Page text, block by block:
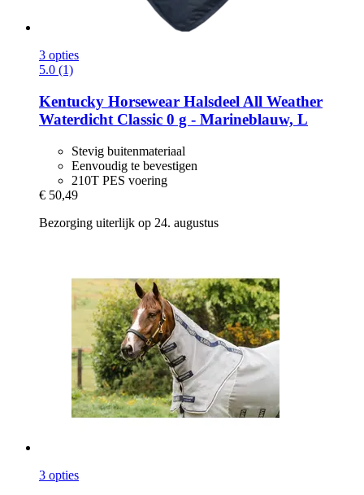
3 opties
5.0 (1)
Kentucky Horsewear Halsdeel All Weather
Waterdicht Classic 0 g -​ Marineblauw, L
Stevig buitenmateriaal
Eenvoudig te bevestigen
210T PES voering
€ 50,49
Bezorging uiterlijk op 24. augustus
3 opties